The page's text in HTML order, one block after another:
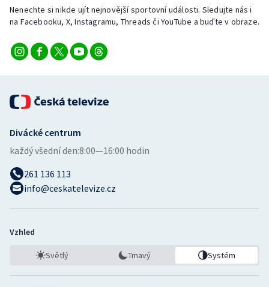
Nenechte si nikde ujít nejnovější sportovní události. Sledujte nás i
na Facebooku, X, Instagramu, Threads či YouTube a buďte v obraze.
Divácké centrum
každý všední den:8:00—16:00 hodin
261 136 113
info@ceskatelevize.cz
Vzhled
Světlý Tmavý Systém